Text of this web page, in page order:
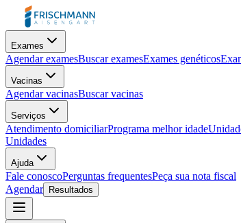
Exames
Agendar examesBuscar examesExames genéticos
Vacinas
Agendar vacinasBuscar vacinas
Serviços
Atendimento domiciliarPrograma melhor idade
Unidades
Ajuda
Fale conoscoPerguntas frequentesPeça sua nota fiscal
Agendar
Resultados